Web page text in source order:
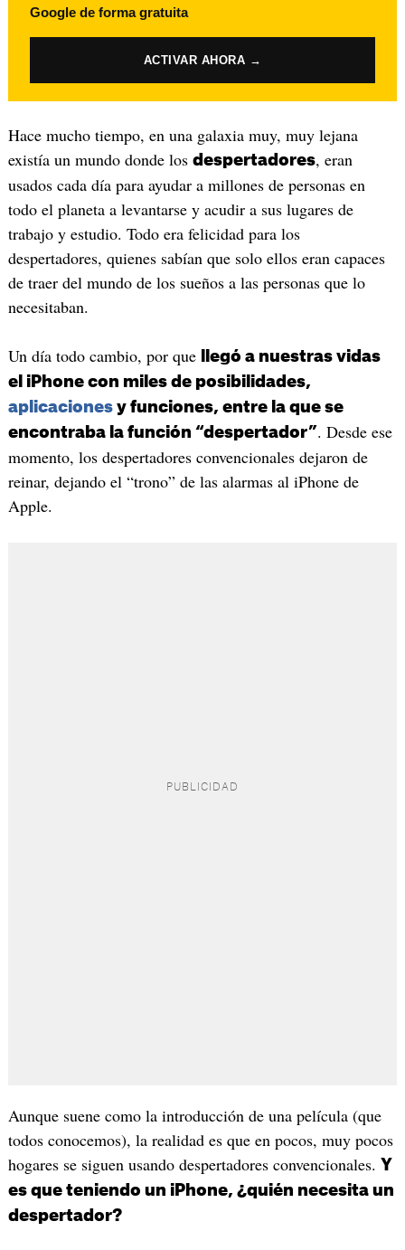
Google de forma gratuita
ACTIVAR AHORA →
Hace mucho tiempo, en una galaxia muy, muy lejana
existía un mundo donde los despertadores, eran
usados cada día para ayudar a millones de personas en
todo el planeta a levantarse y acudir a sus lugares de
trabajo y estudio. Todo era felicidad para los
despertadores, quienes sabían que solo ellos eran capaces
de traer del mundo de los sueños a las personas que lo
necesitaban.
Un día todo cambio, por que
llegó a nuestras vidas
el iPhone con miles de posibilidades,
aplicacionesy funciones, entre la que se
encontraba la función “despertador”. Desde ese
momento, los despertadores convencionales dejaron de
reinar, dejando el “trono” de las alarmas al iPhone de
Apple.
Aunque suene como la introducción de una película (que
todos conocemos), la realidad es que en pocos, muy pocos
hogares se siguen usando despertadores convencionales. Y
es que teniendo un iPhone, ¿quién necesita un
despertador?